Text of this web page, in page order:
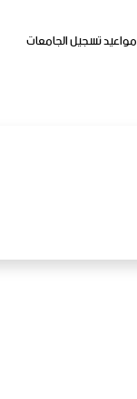
مواعيد تسجيل الجامعات